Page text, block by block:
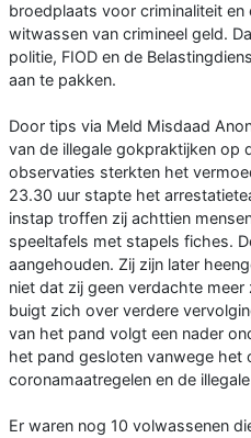
broedplaats voor criminaliteit
witwassen van crimineel geld.
politie, FIOD en de
aan te pakken.
Door tips via Meld Misdaad
van de illegale gokpraktijken op
observaties sterkten het
23.30 uur stapte het
instap troffen zij achttien
speeltafels met stapels fiches.
aangehouden. Zij zijn later
niet dat zij geen verdachte
buigt zich over verdere
van het pand volgt een nader
het pand gesloten vanwege het
coronamaatregelen en de
Er waren nog 10 volwassenen